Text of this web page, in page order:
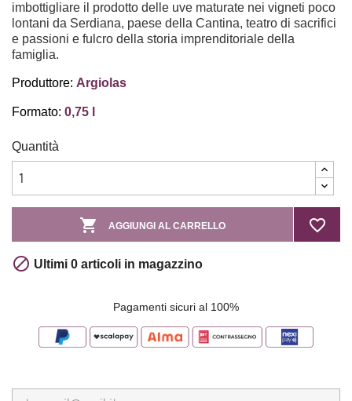
imbottigliare il prodotto delle uve maturate nei vigneti poco
lontani da Serdiana, paese della Cantina, teatro di sacrifici
e passioni e fulcro della storia imprenditoriale della
famiglia.
Produttore: Argiolas
Formato: 0,75 l
Quantità
 AGGIUNGI AL CARRELLO favorite_border
 Ultimi 0 articoli in magazzino
Pagamenti sicuri al 100%